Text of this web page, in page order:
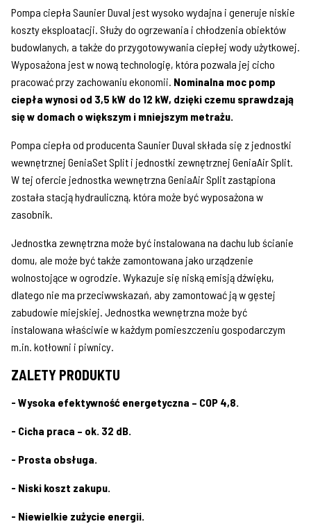
Pompa ciepła Saunier Duval jest wysoko wydajna i generuje niskie
koszty eksploatacji. Służy do ogrzewania i chłodzenia obiektów
budowlanych, a także do przygotowywania ciepłej wody użytkowej.
Wyposażona jest w nową technologię, która pozwala jej cicho
pracować przy zachowaniu ekonomii. Nominalna moc pomp
ciepła wynosi od 3,5 kW do 12 kW, dzięki czemu sprawdzają
się w domach o większym i mniejszym metrażu.
Pompa ciepła od producenta Saunier Duval składa się z jednostki
wewnętrznej GeniaSet Split i jednostki zewnętrznej GeniaAir Split.
W tej ofercie jednostka wewnętrzna GeniaAir Split zastąpiona
została stacją hydrauliczną, która może być wyposażona w
zasobnik.
Jednostka zewnętrzna może być instalowana na dachu lub ścianie
domu, ale może być także zamontowana jako urządzenie
wolnostojące w ogrodzie. Wykazuje się niską emisją dźwięku,
dlatego nie ma przeciwwskazań, aby zamontować ją w gęstej
zabudowie miejskiej. Jednostka wewnętrzna może być
instalowana właściwie w każdym pomieszczeniu gospodarczym
m.in. kotłowni i piwnicy.
ZALETY PRODUKTU
- Wysoka efektywność energetyczna – COP 4,8.
- Cicha praca – ok. 32 dB.
- Prosta obsługa.
- Niski koszt zakupu.
- Niewielkie zużycie energii.